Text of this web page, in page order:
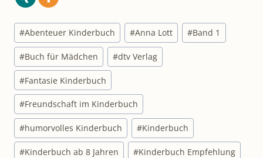
Schlagworte:
#Abenteuer Kinderbuch #Anna Lott #Band 1
#Buch für Mädchen #dtv Verlag
#Fantasie Kinderbuch
#Freundschaft im Kinderbuch
#humorvolles Kinderbuch #Kinderbuch
#Kinderbuch ab 8 Jahren #Kinderbuch Empfehlung